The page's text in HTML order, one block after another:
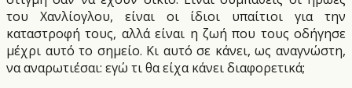
του Χανλίογλου, είναι οι ίδιοι υπαίτιοι για την
καταστροφή τους, αλλά είναι η ζωή που τους οδήγησε
μέχρι αυτό το σημείο. Κι αυτό σε κάνει, ως αναγνώστη,
να αναρωτιέσαι: εγώ τι θα είχα κάνει διαφορετικά;